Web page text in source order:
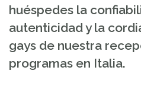
huéspedes la
autenticidad y la
gays de nuestra
programas en Italia.